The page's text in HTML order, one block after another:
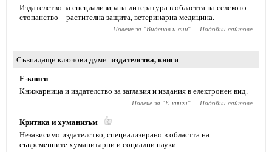
Издателство за специализирана литература в областта на селското
стопанство – растителна защита, ветеринарна медицина.
Повече за "Виденов и син" Подобни сайтове
Съвпадащи ключови думи издателства, книги
Е-книги
Книжарница и издателство за заглавия и издания в електронен вид.
Повече за "Е-книги" Подобни сайтове
Критика и хуманизъм
Независимо издателство, специализирано в областта на
съвременните хуманитарни и социални науки.